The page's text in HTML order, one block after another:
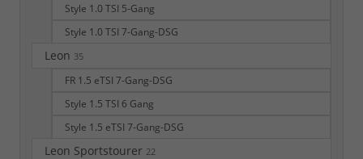
Style 1.0 TSI 5-Gang
Style 1.0 TSI 7-Gang-DSG
Leon 35
FR 1.5 eTSI 7-Gang-DSG
Style 1.5 TSI 6 Gang
Style 1.5 eTSI 7-Gang-DSG
Leon Sportstourer 22